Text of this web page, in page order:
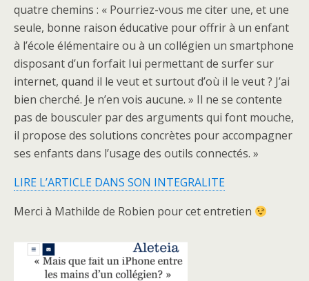
quatre chemins : « Pourriez-vous me citer une, et une
seule, bonne raison éducative pour offrir à un enfant
à l’école élémentaire ou à un collégien un smartphone
disposant d’un forfait Iui permettant de surfer sur
internet, quand il le veut et surtout d’où il le veut ? J’ai
bien cherché. Je n’en vois aucune. » Il ne se contente
pas de bousculer par des arguments qui font mouche,
il propose des solutions concrètes pour accompagner
ses enfants dans l’usage des outils connectés. »
LIRE L’ARTICLE DANS SON INTEGRALITE
Merci à Mathilde de Robien pour cet entretien